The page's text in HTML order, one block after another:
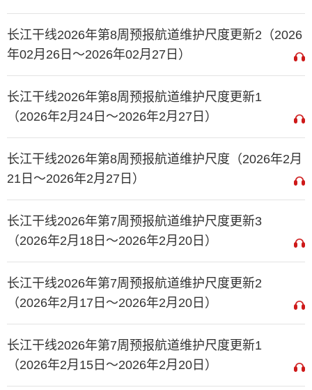
长江干线2026年第8周预报航道维护尺度更新2（2026
年02月26日～2026年02月27日）
长江干线2026年第8周预报航道维护尺度更新1
（2026年2月24日～2026年2月27日）
长江干线2026年第8周预报航道维护尺度（2026年2月
21日～2026年2月27日）
长江干线2026年第7周预报航道维护尺度更新3
（2026年2月18日～2026年2月20日）
长江干线2026年第7周预报航道维护尺度更新2
（2026年2月17日～2026年2月20日）
长江干线2026年第7周预报航道维护尺度更新1
（2026年2月15日～2026年2月20日）